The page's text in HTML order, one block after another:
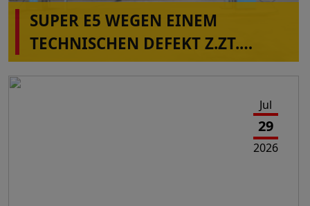
SUPER E5 WEGEN EINEM
TECHNISCHEN DEFEKT Z.ZT.
NICHT VERFÜGBAR IN
Jul
29
2026